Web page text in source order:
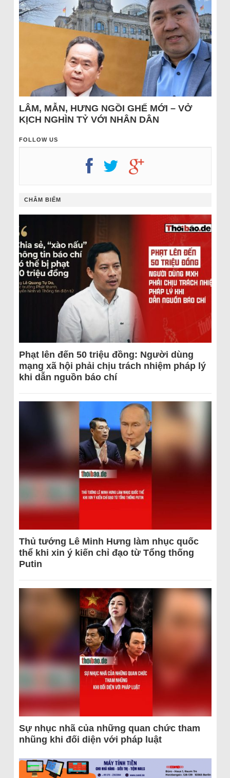
LÂM, MẪN, HƯNG NGỒI GHẾ MỚI – VỞ
KỊCH NGHÌN TỶ VỚI NHÂN DÂN
FOLLOW US
CHÂM BIẾM
Phạt lên đến 50 triệu đồng: Người dùng
mạng xã hội phải chịu trách nhiệm pháp lý
khi dẫn nguồn báo chí
Thủ tướng Lê Minh Hưng làm nhục quốc
thể khi xin ý kiến chỉ đạo từ Tổng thống
Putin
Sự nhục nhã của những quan chức tham
nhũng khi đối diện với pháp luật